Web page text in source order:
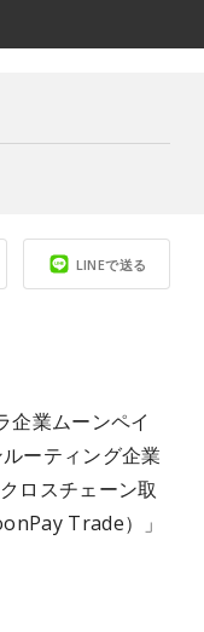
LINEで送る
企業ムーンペイ
ーティング企業
ロスチェーン取
Trade）」